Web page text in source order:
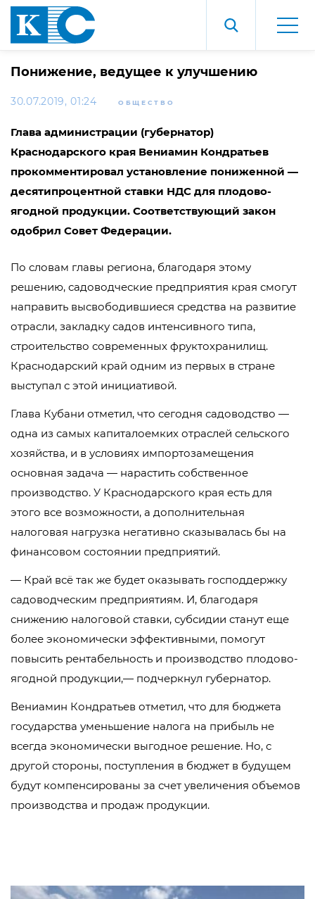
Понижение, ведущее к улучшению
30.07.2019, 01:24 ОБЩЕСТВО
Глава администрации (губернатор)
Краснодарского края Вениамин Кондратьев
прокомментировал установление пониженной —
десятипроцентной ставки НДС для плодово-
ягодной продукции. Соответствующий закон
одобрил Совет Федерации.
По словам главы региона, благодаря этому
решению, садоводческие предприятия края смогут
направить высвободившиеся средства на развитие
отрасли, закладку садов интенсивного типа,
строительство современных фруктохранилищ.
Краснодарский край одним из первых в стране
выступал с этой инициативой.
Глава Кубани отметил, что сегодня садоводство —
одна из самых капиталоемких отраслей сельского
хозяйства, и в условиях импортозамещения
основная задача — нарастить собственное
производство. У Краснодарского края есть для
этого все возможности, а дополнительная
налоговая нагрузка негативно сказывалась бы на
финансовом состоянии предприятий.
— Край всё так же будет оказывать господдержку
садоводческим предприятиям. И, благодаря
снижению налоговой ставки, субсидии станут еще
более экономически эффективными, помогут
повысить рентабельность и производство плодово-
ягодной продукции,— подчеркнул губернатор.
Вениамин Кондратьев отметил, что для бюджета
государства уменьшение налога на прибыль не
всегда экономически выгодное решение. Но, с
другой стороны, поступления в бюджет в будущем
будут компенсированы за счет увеличения объемов
производства и продаж продукции.